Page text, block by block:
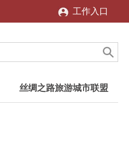
工作入口
丝绸之路旅游城市联盟